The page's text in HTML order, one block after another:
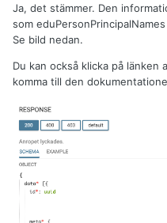
Ja, det stämmer. Den
som
Se bild nedan.
Du kan också klicka på
komma till den